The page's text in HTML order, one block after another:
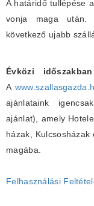
A határidő tullépése
vonja maga után.
következő ujabb
Évközi
A
ajánlataink
ajánlat), amely
házak,
magába.
Felhasználási